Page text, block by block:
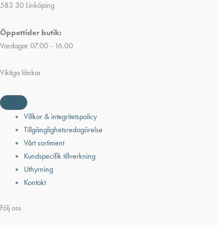
583 30 Linköping
Öppettider butik:
Vardagar 07.00 - 16.00
Viktiga länkar
Villkor & integritetspolicy
Tillgänglighetsredogörelse
Vårt sortiment
Kundspecifik tillverkning
Uthyrning
Kontakt
Följ oss